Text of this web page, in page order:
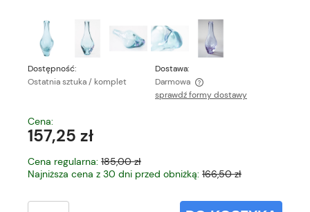
Dostępność:
Ostatnia sztuka / komplet
Dostawa:
Darmowa
Cena nie zawiera ewentualnych kosztów płatności
sprawdź formy dostawy
Cena:
157,25 zł
Cena regularna: 185,00 zł
Najniższa cena z 30 dni przed obniżką: 166,50 zł